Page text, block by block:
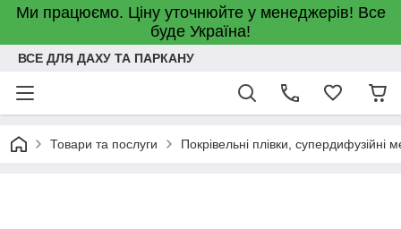
Ми працюємо. Ціну уточнюйте у менеджерів! Все
буде Україна!
ВСЕ ДЛЯ ДАХУ ТА ПАРКАНУ
Товари та послуги Покрівельні плівки, супердифузійні